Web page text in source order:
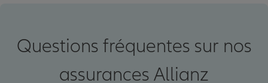
Questions fréquentes sur nos
assurances Allianz